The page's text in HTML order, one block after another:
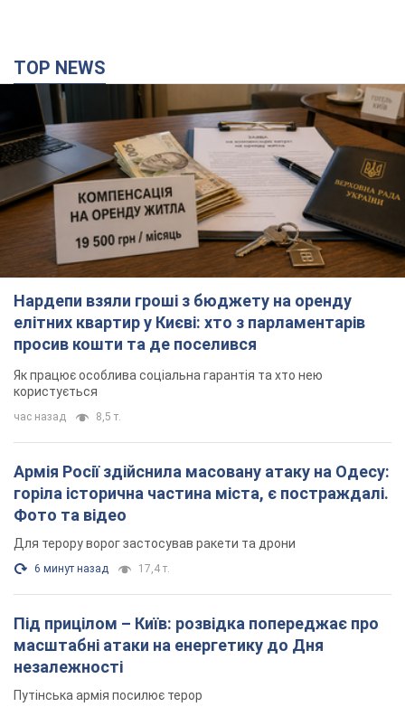
TOP NEWS
Нардепи взяли гроші з бюджету на оренду
елітних квартир у Києві: хто з парламентарів
просив кошти та де поселився
Як працює особлива соціальна гарантія та хто нею
користується
час назад 8,5 т.
Армія Росії здійснила масовану атаку на Одесу:
горіла історична частина міста, є постраждалі.
Фото та відео
Для терору ворог застосував ракети та дрони
6 минут назад 17,4 т.
Під прицілом – Київ: розвідка попереджає про
масштабні атаки на енергетику до Дня
незалежності
Путінська армія посилює терор